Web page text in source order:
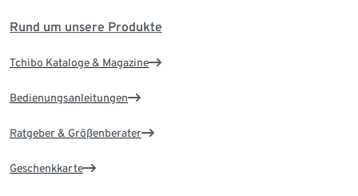
Rund um unsere Produkte
Tchibo Kataloge & Magazine
Bedienungsanleitungen
Ratgeber & Größenberater
Geschenkkarte